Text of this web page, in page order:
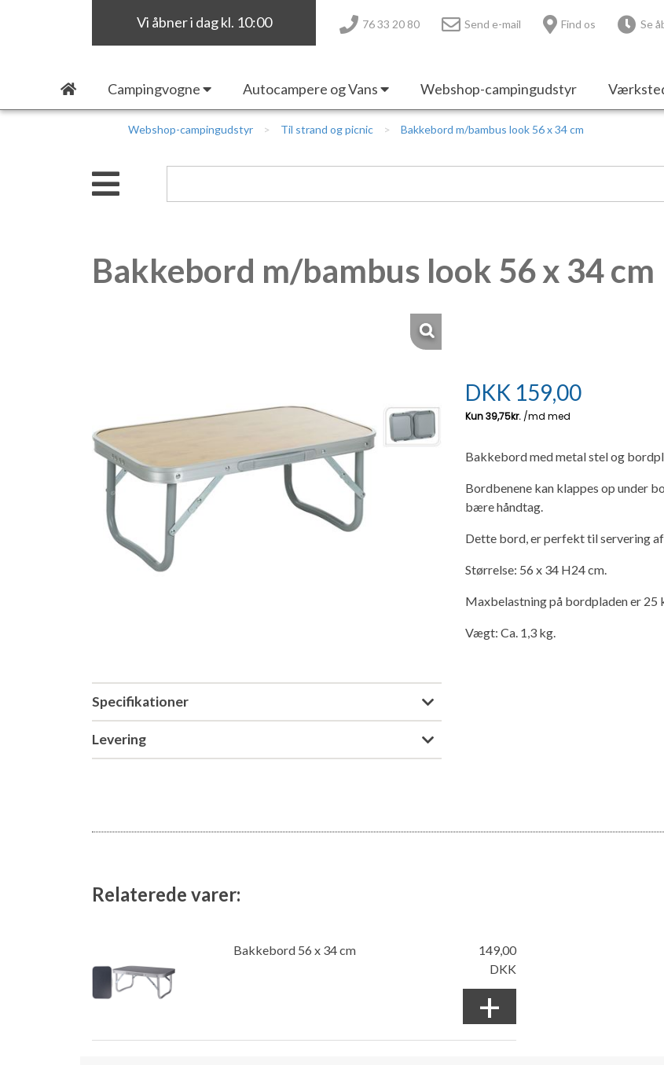
Vi åbner i dag kl. 10:00 76 33 20 80 Send e-mail Find os Se
Campingvogne Autocampere og Vans Webshop-campingudstyr
Webshop-campingudstyr Til strand og picnic Bakkebord m/bambus look 56 x 34 cm
Bakkebord m/bambus look 56 x 34 cm
Specifikationer
Levering
DKK 159,00
Bakkebord med metal stel og
Bordbenene kan klappes op under
bære håndtag.
Dette bord, er perfekt til servering
Størrelse: 56 x 34 H24 cm.
Maxbelastning på bordpladen er 25
Vægt: Ca. 1,3 kg.
Relaterede varer:
Bakkebord 56 x 34 cm
149,00
DKK
+